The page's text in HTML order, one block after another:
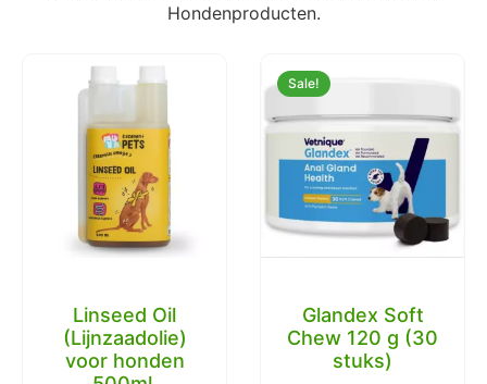
Hondenproducten.
Glandex Soft
Chew 120 g (30
stuks)
Glandex Zalm
Poeder voor
Hond 113 gram